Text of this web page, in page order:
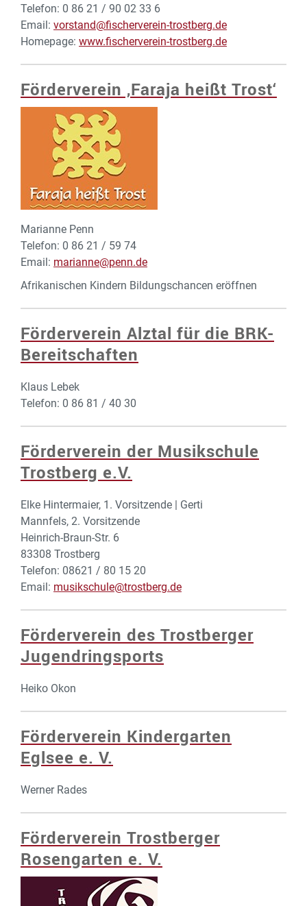
Telefon: 0 86 21 / 90 02 33 6
Email: vorstand@fischerverein-trostberg.de
Homepage: www.fischerverein-trostberg.de
Förderverein ‚Faraja heißt Trost‘
Marianne Penn
Telefon: 0 86 21 / 59 74
Email: marianne@penn.de
Afrikanischen Kindern Bildungschancen eröffnen
Förderverein Alztal für die BRK-
Bereitschaften
Klaus Lebek
Telefon: 0 86 81 / 40 30
Förderverein der Musikschule
Trostberg e.V.
Elke Hintermaier, 1. Vorsitzende | Gerti
Mannfels, 2. Vorsitzende
Heinrich-Braun-Str. 6
83308 Trostberg
Telefon: 08621 / 80 15 20
Email: musikschule@trostberg.de
Förderverein des Trostberger
Jugendringsports
Heiko Okon
Förderverein Kindergarten
Eglsee e. V.
Werner Rades
Förderverein Trostberger
Rosengarten e. V.